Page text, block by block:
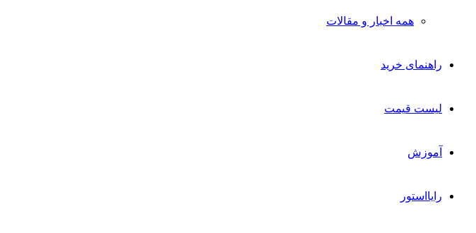
همه اخبار و مقالات
راهنمای خرید
لیست قیمت
آموزش
رایااستور